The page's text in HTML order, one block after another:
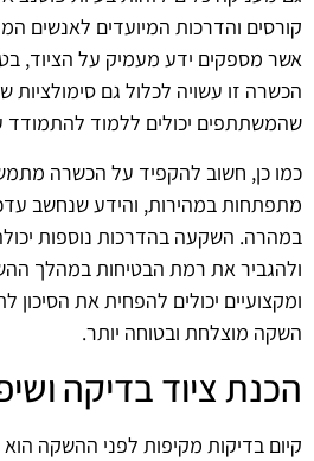
קורסים והדרכות המיועדים לאנשים
אשר מספקים ידע מעמיק על הציוד,
הכשרה זו עשויה לכלול גם
שהמשתתפים יכולים ללמוד להתמודד
כמו כן, חשוב להקפיד על הכשרה
מתפתחות במהירות, והידע שנחשב
במהרה. השקעה בהדרכות נוספות
ולהגביר את רמת הבטיחות במהלך
ומקצועיים יכולים להפחית את הסיכון
השקה מוצלחת ובטוחה יותר.
הכנת ציוד בדיקה
קיום בדיקות מקיפות לפני ההשקה